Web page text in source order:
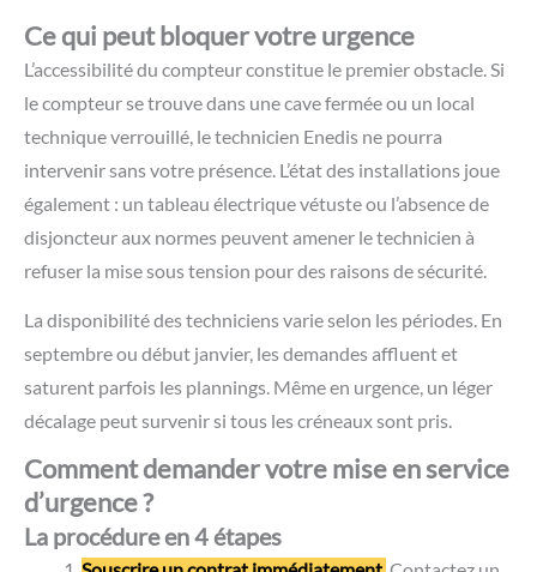
Ce qui peut bloquer votre urgence
L’accessibilité du compteur constitue le premier obstacle. Si
le compteur se trouve dans une cave fermée ou un local
technique verrouillé, le technicien Enedis ne pourra
intervenir sans votre présence. L’état des installations joue
également : un tableau électrique vétuste ou l’absence de
disjoncteur aux normes peuvent amener le technicien à
refuser la mise sous tension pour des raisons de sécurité.
La disponibilité des techniciens varie selon les périodes. En
septembre ou début janvier, les demandes affluent et
saturent parfois les plannings. Même en urgence, un léger
décalage peut survenir si tous les créneaux sont pris.
Comment demander votre mise en service
d’urgence ?
La procédure en 4 étapes